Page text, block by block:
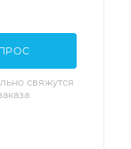
свяжутся